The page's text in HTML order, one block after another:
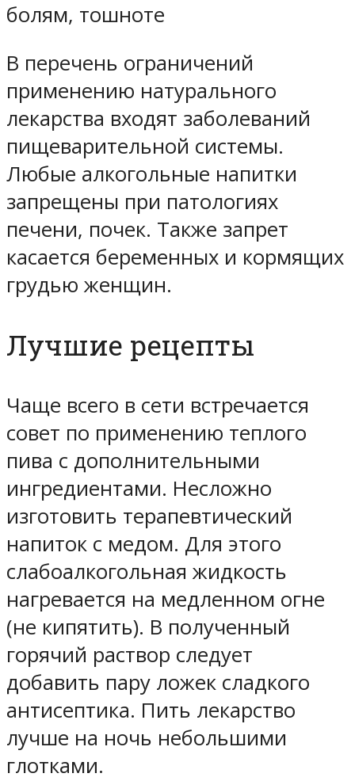
болям, тошноте
В перечень ограничений
применению натурального
лекарства входят заболеваний
пищеварительной системы.
Любые алкогольные напитки
запрещены при патологиях
печени, почек. Также запрет
касается беременных и кормящих
грудью женщин.
Лучшие рецепты
Чаще всего в сети встречается
совет по применению теплого
пива с дополнительными
ингредиентами. Несложно
изготовить терапевтический
напиток с медом. Для этого
слабоалкогольная жидкость
нагревается на медленном огне
(не кипятить). В полученный
горячий раствор следует
добавить пару ложек сладкого
антисептика. Пить лекарство
лучше на ночь небольшими
глотками.